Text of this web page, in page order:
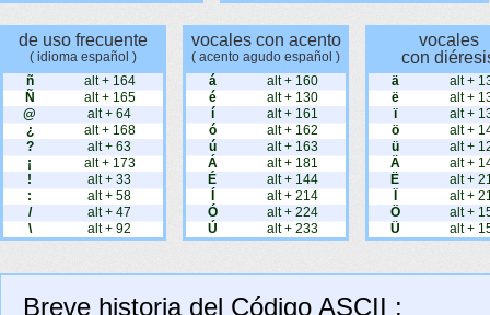
de uso frecuente
( idioma español )
ñ
alt + 164
Ñ
alt + 165
@
alt + 64
¿
alt + 168
?
alt + 63
¡
alt + 173
!
alt + 33
:
alt + 58
/
alt + 47
\
alt + 92
vocales con acento
( acento agudo español )
á
alt + 160
é
alt + 130
í
alt + 161
ó
alt + 162
ú
alt + 163
Á
alt + 181
É
alt + 144
alt + 214
Ó
alt + 224
Ú
alt + 233
vocales
con
ä
alt +
ë
alt +
ï
alt +
ö
alt +
ü
alt +
Ä
alt +
Ë
alt +
alt +
Ö
alt +
Ü
alt +
Breve historia del Código ASCII :